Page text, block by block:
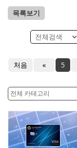
목록보기
처음 « 5